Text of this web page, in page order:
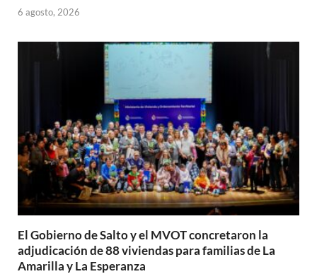
6 agosto, 2026
El Gobierno de Salto y el MVOT concretaron la
adjudicación de 88 viviendas para familias de La
Amarilla y La Esperanza